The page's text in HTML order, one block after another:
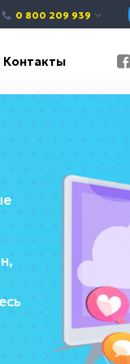
0 800 209 939
Контакты